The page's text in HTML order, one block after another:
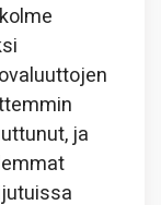
ja